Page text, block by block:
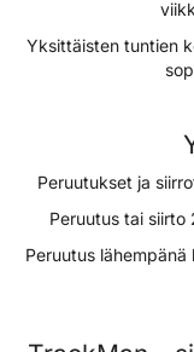
Yksittäisten tuntien
Peruutukset ja
Peruutus tai siirto
Peruutus